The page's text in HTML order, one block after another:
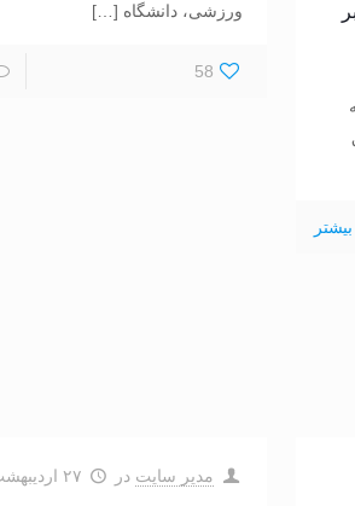
ورزشی، دانشگاه […]
58
مدیر سایت در ۲۷ اردیبهشت ۱۳۹۵